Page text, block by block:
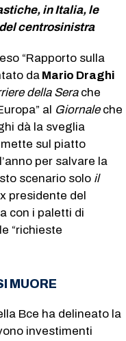
in Italia, le
centrosinistra
“Rapporto sulla
da Mario Draghi
della Serache
al Giornaleche
dà la sveglia
sul piatto
per salvare la
scenario solo il
presidente del
con i paletti di
“richieste
MUORE
Bce ha delineato la
investimenti